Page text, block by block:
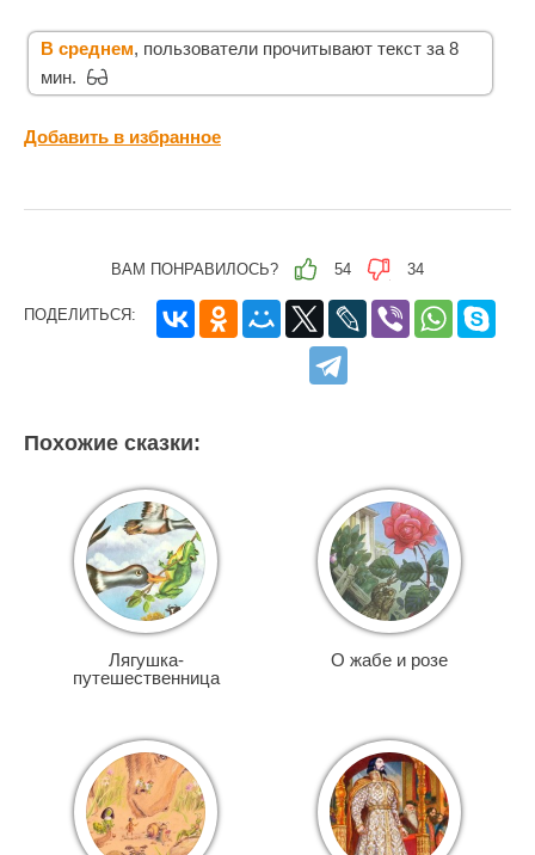
В среднем, пользователи прочитывают текст за 8
мин.
Добавить в избранное
ВАМ ПОНРАВИЛОСЬ? 54 34
ПОДЕЛИТЬСЯ:
Похожие сказки:
Лягушка-
путешественница
О жабе и розе